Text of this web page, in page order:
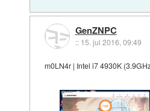
GenZNPC
:: 15. jul 2016, 09:49
m0LN4r | Intel i7 4930K